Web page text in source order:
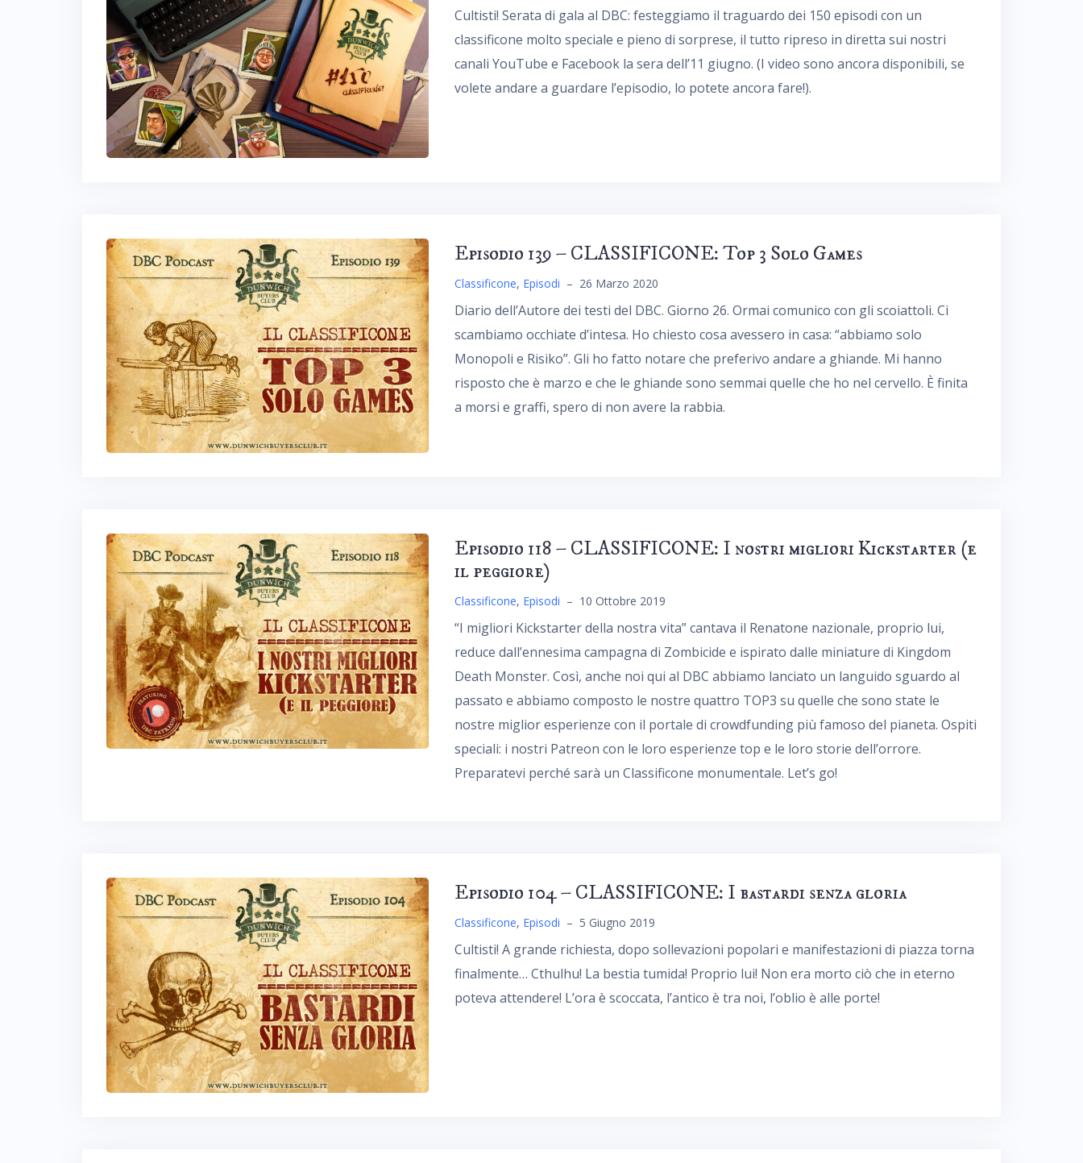
Cultisti! Serata di gala al DBC: festeggiamo il traguardo dei 150 episodi con un
classificone molto speciale e pieno di sorprese, il tutto ripreso in diretta sui nostri
canali YouTube e Facebook la sera dell’11 giugno. (I video sono ancora disponibili, se
volete andare a guardare l’episodio, lo potete ancora fare!).
Episodio 139 – CLASSIFICONE: Top 3 Solo Games
Classificone, Episodi – 26 Marzo 2020
Diario dell’Autore dei testi del DBC. Giorno 26. Ormai comunico con gli scoiattoli. Ci
scambiamo occhiate d’intesa. Ho chiesto cosa avessero in casa: “abbiamo solo
Monopoli e Risiko”. Gli ho fatto notare che preferivo andare a ghiande. Mi hanno
risposto che è marzo e che le ghiande sono semmai quelle che ho nel cervello. È finita
a morsi e graffi, spero di non avere la rabbia.
Episodio 118 – CLASSIFICONE: I nostri migliori Kickstarter (e
il peggiore)
Classificone, Episodi – 10 Ottobre 2019
“I migliori Kickstarter della nostra vita” cantava il Renatone nazionale, proprio lui,
reduce dall’ennesima campagna di Zombicide e ispirato dalle miniature di Kingdom
Death Monster. Così, anche noi qui al DBC abbiamo lanciato un languido sguardo al
passato e abbiamo composto le nostre quattro TOP3 su quelle che sono state le
nostre miglior esperienze con il portale di crowdfunding più famoso del pianeta. Ospiti
speciali: i nostri Patreon con le loro esperienze top e le loro storie dell’orrore.
Preparatevi perché sarà un Classificone monumentale. Let’s go!
Episodio 104 – CLASSIFICONE: I bastardi senza gloria
Classificone, Episodi – 5 Giugno 2019
Cultisti! A grande richiesta, dopo sollevazioni popolari e manifestazioni di piazza torna
finalmente… Cthulhu! La bestia tumida! Proprio lui! Non era morto ciò che in eterno
poteva attendere! L’ora è scoccata, l’antico è tra noi, l’oblio è alle porte!